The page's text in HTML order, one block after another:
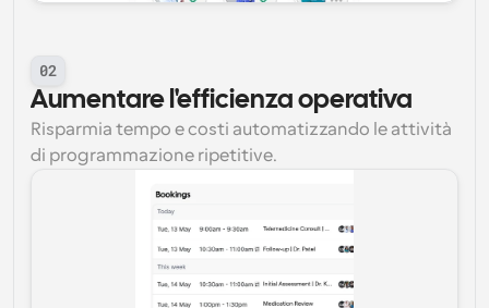
02
Aumentare l'efficienza operativa
Risparmia tempo e costi automatizzando le attività
di programmazione ripetitive.